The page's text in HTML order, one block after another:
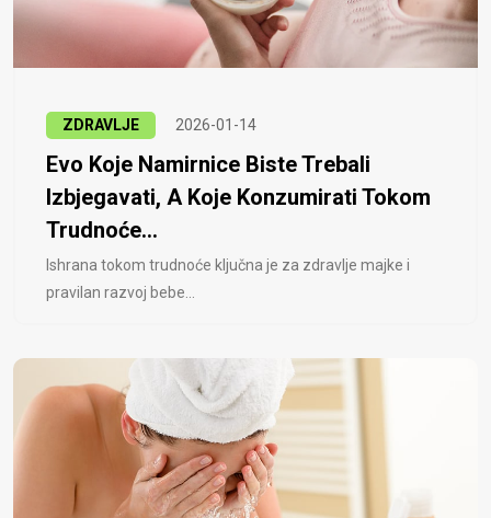
ZDRAVLJE 2026-01-14
Evo Koje Namirnice Biste Trebali
Izbjegavati, A Koje Konzumirati Tokom
Trudnoće...
Ishrana tokom trudnoće ključna je za zdravlje majke i
pravilan razvoj bebe...